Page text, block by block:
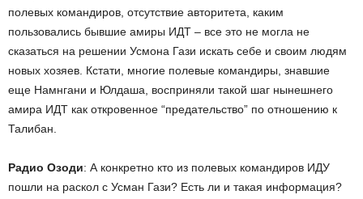
полевых командиров, отсутствие авторитета, каким
пользовались бывшие амиры ИДТ – все это не могла не
сказаться на решении Усмона Гази искать себе и своим людям
новых хозяев. Кстати, многие полевые командиры, знавшие
еще Намнгани и Юлдаша, восприняли такой шаг нынешнего
амира ИДТ как откровенное “предательство” по отношению к
Талибан.
Радио Озоди: А конкретно кто из полевых командиров ИДУ
пошли на раскол с Усман Гази? Есть ли и такая информация?